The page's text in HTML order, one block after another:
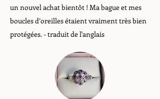
un nouvel achat bientôt ! Ma bague et mes
boucles d’oreilles étaient vraiment très bien
protégées. - traduit de l'anglais